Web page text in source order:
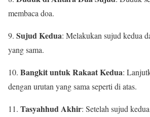
membaca doa.
9. Sujud Kedua: Melakukan sujud kedua
yang sama.
10. Bangkit untuk Rakaat Kedua:
dengan urutan yang sama seperti di atas.
11. Tasyahhud Akhir: Setelah sujud